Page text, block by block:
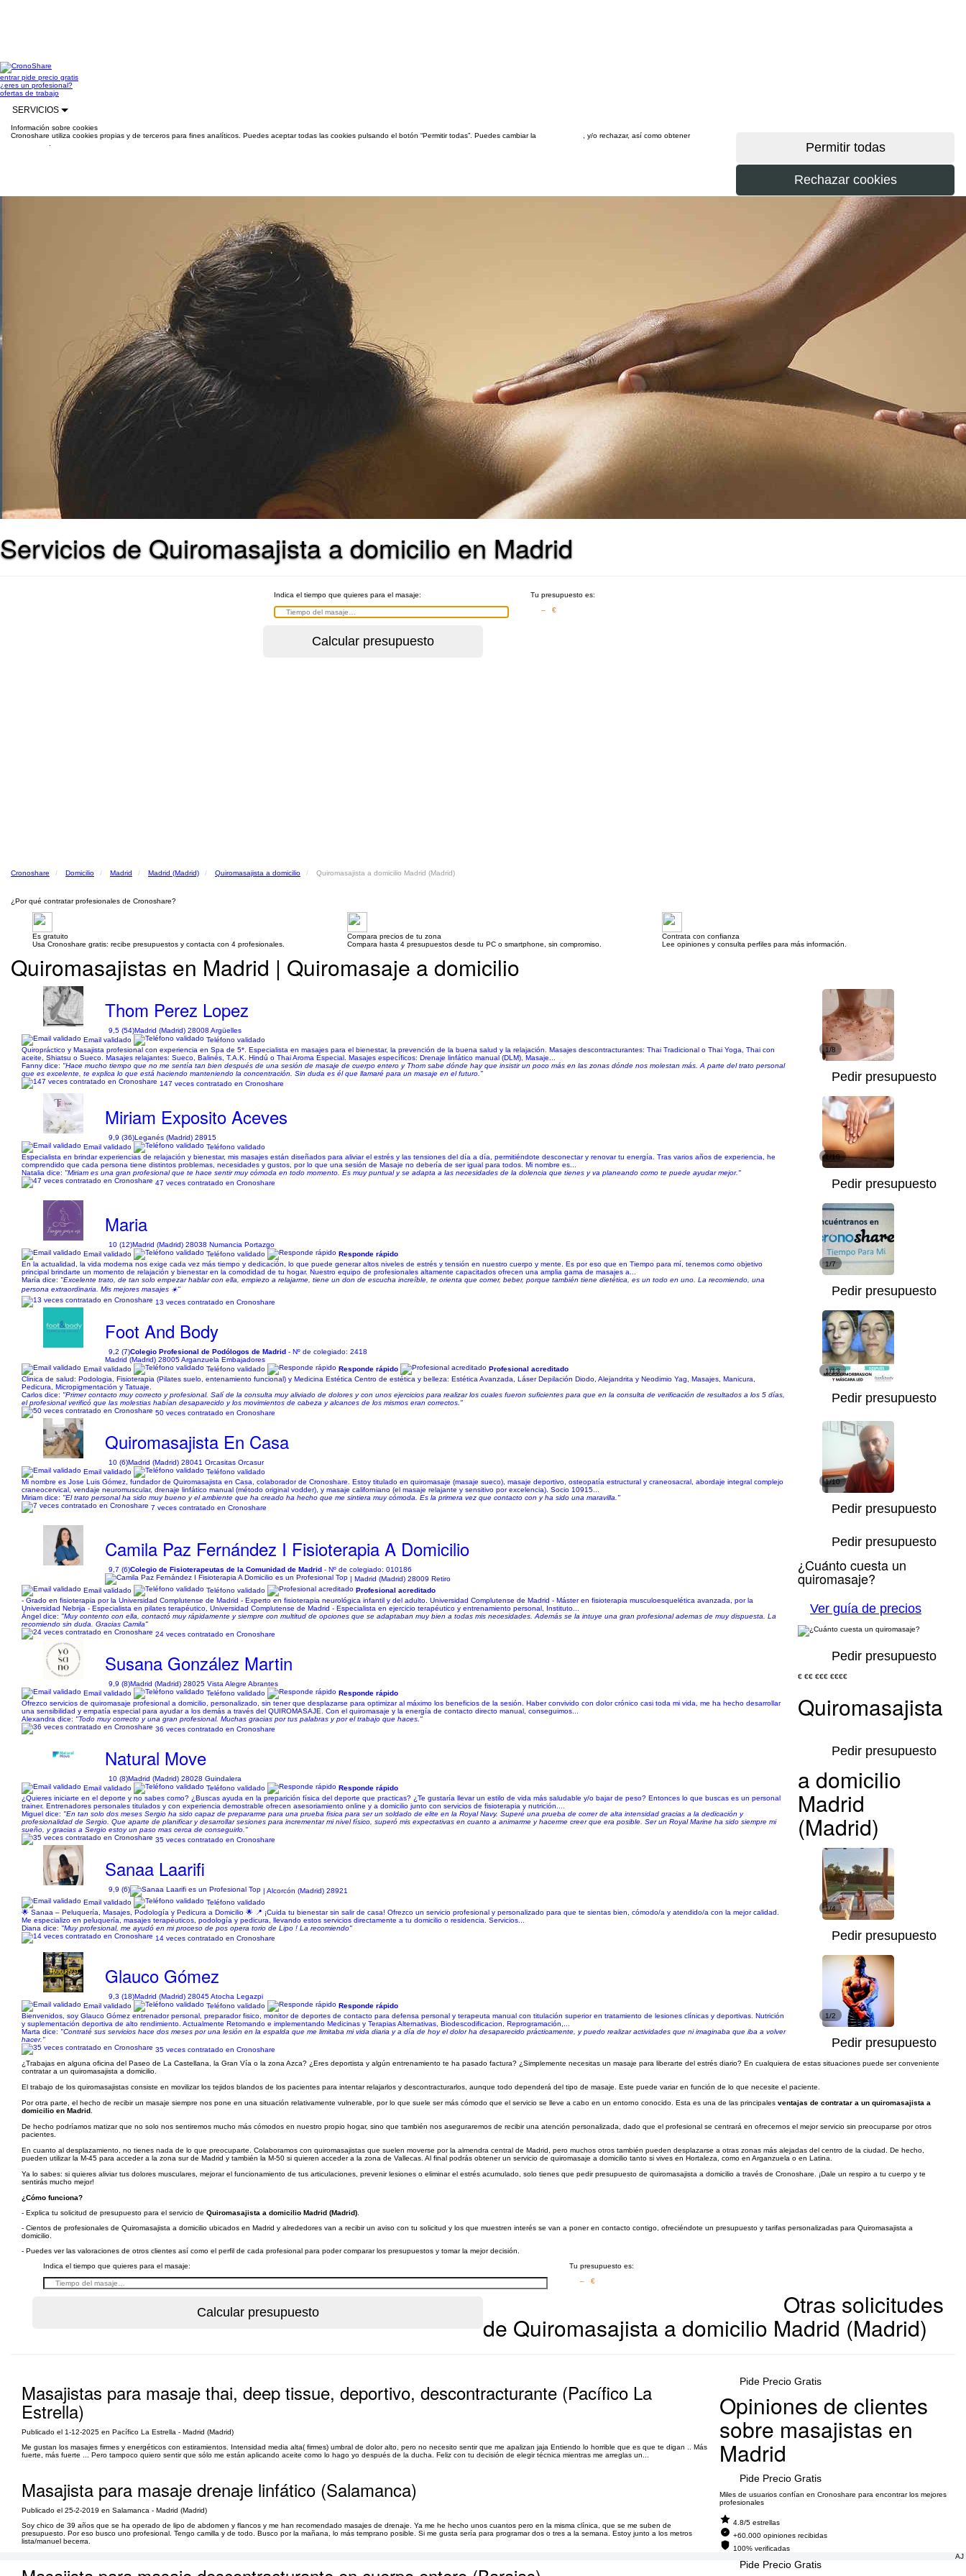
entrarpide precio gratis
¿eres un profesional?
ofertas de trabajo
SERVICIOS
Información sobre cookies
Cronoshare utiliza cookies propias y de terceros para fines analíticos. Puedes aceptar todas las cookies pulsando el botón “Permitir todas”. Puedes cambiar la
, y/o rechazar, así como obtener
Servicios de Quiromasajista a domicilio en Madrid
Indica el tiempo que quieres para el masaje:
Tu presupuesto es:
– €
Cronoshare Domicilio Madrid Madrid (Madrid) Quiromasajista a domicilio Quiromasajista a domicilio Madrid (Madrid)
¿Por qué contratar profesionales de Cronoshare?
Es gratuito
Usa Cronoshare gratis: recibe presupuestos y contacta con 4 profesionales.
Compara precios de tu zona
Compara hasta 4 presupuestos desde tu PC o smartphone, sin compromiso.
Contrata con confianza
Lee opiniones y consulta perfiles para más información.
Quiromasajistas en Madrid | Quiromasaje a domicilio
Thom Perez Lopez
9,5 (54)Madrid (Madrid) 28008 Argüelles
Email validado
Teléfono validado
Quiropráctico y Masajista profesional con experiencia en Spa de 5*. Especialista en masajes para el bienestar, la prevención de la buena salud y la relajación. Masajes descontracturantes: Thai Tradicional o Thai Yoga, Thai con
aceite, Shiatsu o Sueco. Masajes relajantes: Sueco, Balinés, T.A.K. Hindú o Thai Aroma Especial. Masajes específicos: Drenaje linfático manual (DLM), Masaje...
Fanny dice: "Hace mucho tiempo que no me sentía tan bien después de una sesión de masaje de cuerpo entero y Thom sabe dónde hay que insistir un poco más en las zonas dónde nos molestan más. A parte del trato personal
que es excelente, te explica lo que está haciendo manteniendo la concentración. Sin duda es él que llamaré para un masaje en el futuro."
147 veces contratado en Cronoshare
1/8
Pedir presupuesto
Miriam Exposito Aceves
9,9 (36)Leganés (Madrid) 28915
Email validado
Teléfono validado
Especialista en brindar experiencias de relajación y bienestar, mis masajes están diseñados para aliviar el estrés y las tensiones del día a día, permitiéndote desconectar y renovar tu energía. Tras varios años de experiencia, he
comprendido que cada persona tiene distintos problemas, necesidades y gustos, por lo que una sesión de Masaje no debería de ser igual para todos. Mi nombre es...
Natalia dice: "Miriam es una gran profesional que te hace sentir muy cómoda en todo momento. Es muy puntual y se adapta a las necesidades de la dolencia que tienes y va planeando como te puede ayudar mejor."
47 veces contratado en Cronoshare
1/10
Pedir presupuesto
Maria
10 (12)Madrid (Madrid) 28038 Numancia Portazgo
Email validado
Teléfono validado
Responde rápido
En la actualidad, la vida moderna nos exige cada vez más tiempo y dedicación, lo que puede generar altos niveles de estrés y tensión en nuestro cuerpo y mente. Es por eso que en Tiempo para mí, tenemos como objetivo
principal brindarte un momento de relajación y bienestar en la comodidad de tu hogar. Nuestro equipo de profesionales altamente capacitados ofrecen una amplia gama de masajes a...
María dice: "Excelente trato, de tan solo empezar hablar con ella, empiezo a relajarme, tiene un don de escucha increíble, te orienta que comer, beber, porque también tiene dietética, es un todo en uno. La recomiendo, una
persona extraordinaria. Mis mejores masajes ☀️"
13 veces contratado en Cronoshare
1/7
Pedir presupuesto
Foot And Body
9,2 (7)Colegio Profesional de Podólogos de Madrid - Nº de colegiado: 2418
Madrid (Madrid) 28005 Arganzuela Embajadores
Email validado
Teléfono validado Responde rápido
Profesional acreditado
Clinica de salud: Podologia, Fisioterapia (Pilates suelo, entenamiento funcional) y Medicina Estética Centro de estética y belleza: Estética Avanzada, Láser Depilación Diodo, Alejandrita y Neodimio Yag, Masajes, Manicura,
Pedicura, Micropigmentación y Tatuaje.
Carlos dice: "Primer contacto muy correcto y profesional. Salí de la consulta muy aliviado de dolores y con unos ejercicios para realizar los cuales fueron suficientes para que en la consulta de verificación de resultados a los 5 días,
el profesional verificó que las molestias habían desaparecido y los movimientos de cabeza y alcances de los mismos eran correctos."
50 veces contratado en Cronoshare
1/13
Pedir presupuesto
Quiromasajista En Casa
10 (6)Madrid (Madrid) 28041 Orcasitas Orcasur
Email validado
Teléfono validado
Mi nombre es Jose Luis Gómez, fundador de Quiromasajista en Casa, colaborador de Cronoshare. Estoy titulado en quiromasaje (masaje sueco), masaje deportivo, osteopatía estructural y craneosacral, abordaje integral complejo
craneocervical, vendaje neuromuscular, drenaje linfático manual (método original vodder), y masaje californiano (el masaje relajante y sensitivo por excelencia). Socio 10915...
Miriam dice: "El trato personal ha sido muy bueno y el ambiente que ha creado ha hecho que me sintiera muy cómoda. Es la primera vez que contacto con y ha sido una maravilla."
7 veces contratado en Cronoshare
1/10
Pedir presupuesto
Camila Paz Fernández I Fisioterapia A Domicilio
9,7 (6)Colegio de Fisioterapeutas de la Comunidad de Madrid - Nº de colegiado: 010186
| Madrid (Madrid) 28009 Retiro
Email validado
Teléfono validado
Profesional acreditado
- Grado en fisioterapia por la Universidad Complutense de Madrid - Experto en fisioterapia neurológica infantil y del adulto. Universidad Complutense de Madrid - Máster en fisioterapia musculoesquelética avanzada, por la
Universidad Nebrija - Especialista en pilates terapéutico, Universidad Complutense de Madrid - Especialista en ejercicio terapéutico y entrenamiento personal, Instituto...
Ángel dice: "Muy contento con ella, contactó muy rápidamente y siempre con multitud de opciones que se adaptaban muy bien a todas mis necesidades. Además se la intuye una gran profesional ademas de muy dispuesta. La
recomiendo sin duda. Gracias Camila"
24 veces contratado en Cronoshare
Pedir presupuesto
Susana González Martin
9,9 (8)Madrid (Madrid) 28025 Vista Alegre Abrantes
Email validado
Teléfono validado
Responde rápido
Ofrezco servicios de quiromasaje profesional a domicilio, personalizado, sin tener que desplazarse para optimizar al máximo los beneficios de la sesión. Haber convivido con dolor crónico casi toda mi vida, me ha hecho desarrollar
una sensibilidad y empatía especial para ayudar a los demás a través del QUIROMASAJE. Con el quiromasaje y la energía de contacto directo manual, conseguimos...
Alexandra dice: "Todo muy correcto y una gran profesional. Muchas gracias por tus palabras y por el trabajo que haces."
36 veces contratado en Cronoshare
Pedir presupuesto
Natural Move
10 (8)Madrid (Madrid) 28028 Guindalera
Email validado
Teléfono validado
Responde rápido
¿Quieres iniciarte en el deporte y no sabes como? ¿Buscas ayuda en la preparición física del deporte que practicas? ¿Te gustaría llevar un estilo de vida más saludable y/o bajar de peso? Entonces lo que buscas es un personal
trainer. Entrenadores personales titulados y con experiencia demostrable ofrecen asesoriamiento online y a domicilio junto con servicios de fisioterapia y nutrición....
Miguel dice: "En tan solo dos meses Sergio ha sido capaz de prepararme para una prueba fisica para ser un soldado de elite en la Royal Navy. Superé una prueba de correr de alta intensidad gracias a la dedicación y
profesionalidad de Sergio. Que aparte de planificar y desarrollar sesiones para incrementar mi nivel físico, superó mis expectativas en cuanto a animarme y hacerme creer que era posible. Ser un Royal Marine ha sido siempre mi
sueño, y gracias a Sergio estoy un paso mas cerca de conseguirlo."
35 veces contratado en Cronoshare
Pedir presupuesto
Sanaa Laarifi
9,9 (6)
| Alcorcón (Madrid) 28921
Email validado
Teléfono validado
🌟 Sanaa – Peluquería, Masajes, Podología y Pedicura a Domicilio 🌟 📍 ¡Cuida tu bienestar sin salir de casa! Ofrezco un servicio profesional y personalizado para que te sientas bien, cómodo/a y atendido/a con la mejor calidad.
Me especializo en peluquería, masajes terapéuticos, podología y pedicura, llevando estos servicios directamente a tu domicilio o residencia. Servicios...
Diana dice: "Muy profesional, me ayudó en mi proceso de pos opera torio de Lipo ! La recomiendo"
14 veces contratado en Cronoshare
1/4
Pedir presupuesto
Glauco Gómez
9,3 (18)Madrid (Madrid) 28045 Atocha Legazpi
Email validado
Teléfono validado
Responde rápido
Bienvenidos, soy Glauco Gómez entrenador personal, preparador fisico, monitor de deportes de contacto para defensa personal y terapeuta manual con titulación superior en tratamiento de lesiones clínicas y deportivas. Nutrición
y suplementación deportiva de alto rendimiento. Actualmente Retomando e implementando Medicinas y Terapias Alternativas, Biodescodificacion, Reprogramación,...
Marta dice: "Contraté sus servicios hace dos meses por una lesión en la espalda que me limitaba mi vida diaria y a día de hoy el dolor ha desaparecido prácticamente, y puedo realizar actividades que ni imaginaba que iba a volver
hacer."
35 veces contratado en Cronoshare
1/2
Pedir presupuesto
¿Cuánto cuesta un
quiromasaje?
Ver guía de precios
€ €€ €€€ €€€€
Quiromasajista
a domicilio
Madrid
(Madrid)
¿Trabajas en alguna oficina del Paseo de La Castellana, la Gran Vía o la zona Azca? ¿Eres deportista y algún entrenamiento te ha pasado factura? ¿Simplemente necesitas un masaje para liberarte del estrés diario? En cualquiera de estas situaciones puede ser conveniente
contratar a un quiromasajista a domicilio.
El trabajo de los quiromasajistas consiste en movilizar los tejidos blandos de los pacientes para intentar relajarlos y descontracturarlos, aunque todo dependerá del tipo de masaje. Este puede variar en función de lo que necesite el paciente.
Por otra parte, el hecho de recibir un masaje siempre nos pone en una situación relativamente vulnerable, por lo que suele ser más cómodo que el servicio se lleve a cabo en un entorno conocido. Esta es una de las principales ventajas de contratar a un quiromasajista a
domicilio en Madrid
De hecho podríamos matizar que no solo nos sentiremos mucho más cómodos en nuestro propio hogar, sino que también nos aseguraremos de recibir una atención personalizada, dado que el profesional se centrará en ofrecernos el mejor servicio sin preocuparse por otros
pacientes.
En cuanto al desplazamiento, no tienes nada de lo que preocuparte. Colaboramos con quiromasajistas que suelen moverse por la almendra central de Madrid, pero muchos otros también pueden desplazarse a otras zonas más alejadas del centro de la ciudad. De hecho,
pueden utilizar la M-45 para acceder a la zona sur de Madrid y también la M-50 si quieren acceder a la zona de Vallecas. Al final podrás obtener un servicio de quiromasaje a domicilio tanto si vives en Hortaleza, como en Arganzuela o en Latina.
Ya lo sabes: si quieres aliviar tus dolores musculares, mejorar el funcionamiento de tus articulaciones, prevenir lesiones o eliminar el estrés acumulado, solo tienes que pedir presupuesto de quiromasajista a domicilio a través de Cronoshare. ¡Dale un respiro a tu cuerpo y te
sentirás mucho mejor!
¿Cómo funciona?
- Explica tu solicitud de presupuesto para el servicio de Quiromasajista a domicilio Madrid (Madrid)
- Cientos de profesionales de Quiromasajista a domicilio ubicados en Madrid y alrededores van a recibir un aviso con tu solicitud y los que muestren interés se van a poner en contacto contigo, ofreciéndote un presupuesto y tarifas personalizadas para Quiromasajista a
domicilio.
- Puedes ver las valoraciones de otros clientes así como el perfil de cada profesional para poder comparar los presupuestos y tomar la mejor decisión.
Indica el tiempo que quieres para el masaje:
Tu presupuesto es:
– €
Otras solicitudes
de Quiromasajista a domicilio Madrid (Madrid)
Masajistas para masaje thai, deep tissue, deportivo, descontracturante (Pacífico La
Estrella)
Publicado el 1-12-2025 en Pacífico La Estrella - Madrid (Madrid)
Me gustan los masajes firmes y energéticos con estiramientos. Intensidad media alta( firmes) umbral de dolor alto, pero no necesito sentir que me apalizan jaja Entiendo lo horrible que es que te digan .. Más
fuerte, más fuerte ... Pero tampoco quiero sentir que sólo me están aplicando aceite como lo hago yo después de la ducha. Feliz con tu decisión de elegir técnica mientras me arreglas un...
Pide Precio Gratis
Masajista para masaje drenaje linfático (Salamanca)
Publicado el 25-2-2019 en Salamanca - Madrid (Madrid)
Soy chico de 39 años que se ha operado de lipo de abdomen y flancos y me han recomendado masajes de drenaje. Ya me he hecho unos cuantos pero en la misma clínica, que se me suben de
presupuesto. Por eso busco uno profesional. Tengo camilla y de todo. Busco por la mañana, lo más temprano posible. Si me gusta sería para programar dos o tres a la semana. Estoy junto a los metros
lista/manuel becerra.
Pide Precio Gratis
Pide Precio Gratis
Opiniones de clientes
sobre masajistas en
Madrid
Miles de usuarios confían en Cronoshare para encontrar los mejores
profesionales
4.8/5 estrellas
+60.000 opiniones recibidas
100% verificadas
AJ